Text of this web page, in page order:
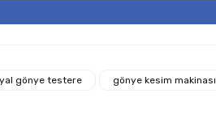
gönye testere gönye kesim makinası